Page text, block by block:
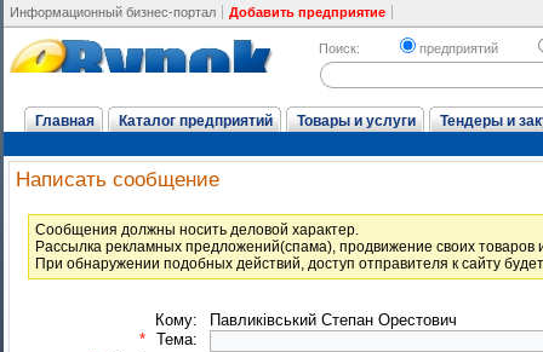
Информационный бизнес-портал Добавить предприятие
Поиск: предприятий
Главная Каталог предприятий Товары и услуги Тендеры и
Написать сообщение
Cообщения должны носить деловой характер.
Рассылка рекламных предложений(спама), продвижение своих товаров
При обнаружении подобных действий, доступ отправителя к сайту
Кому:
Павликівський Степан Орестович
* Тема: